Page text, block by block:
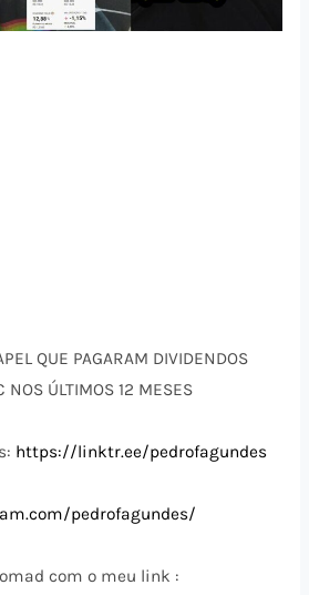
QUE PAGARAM DIVIDENDOS
NOS ÚLTIMOS 12 MESES
https://linktr.ee/pedrofagundes
pedrofagundes/
com o meu link :